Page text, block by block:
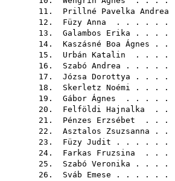
11. Prillné Pavelka Andrea
12. Füzy Anna . . . . . .
13. Galambos Erika . . . .
14. Kaszásné Boa Ágnes . .
15. Urbán Katalin . . . .
16. Szabó Andrea . . . . .
17. Józsa Dorottya . . . .
18. Skerletz Noémi . . . .
19. Gábor Ágnes . . . . .
20. Felföldi Hajnalka . .
21. Pénzes Erzsébet . . .
22. Asztalos Zsuzsanna . .
23. Füzy Judit . . . . . .
24. Farkas Fruzsina . . .
25. Szabó Veronika . . . .
26. Sváb Emese . . . . . .